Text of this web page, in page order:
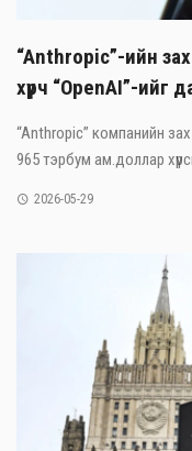
“Anthropic”-ийн
хүрч “OpenAI”-ийг
“Anthropic” компанийн зах
965 тэрбум ам.доллар
2026-05-29